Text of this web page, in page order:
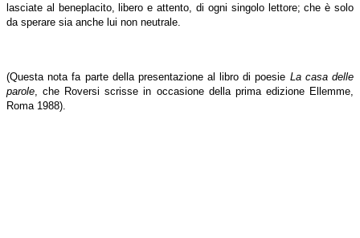
lasciate al beneplacito, libero e attento, di ogni singolo lettore; che è solo
da sperare sia anche lui non neutrale.
(Questa nota fa parte della presentazione al libro di poesie La casa delle
parole , che Roversi scrisse in occasione della prima edizione Ellemme,
Roma 1988).